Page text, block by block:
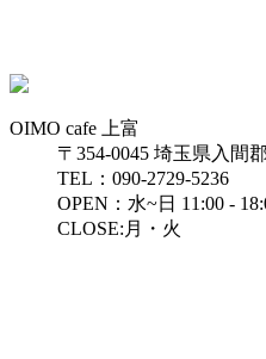
OIMO cafe 上富
〒354-0045 埼玉県入間
TEL：090-2729-5236
OPEN：水~日 11:00 -
CLOSE:月・火